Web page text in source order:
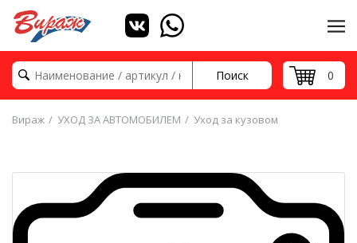
Поиск 0
Вираж УХОД ЗА АВТОМОБИЛЕМ Уход за кузовом